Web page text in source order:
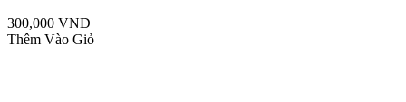
300,000 VND
Thêm Vào Giỏ